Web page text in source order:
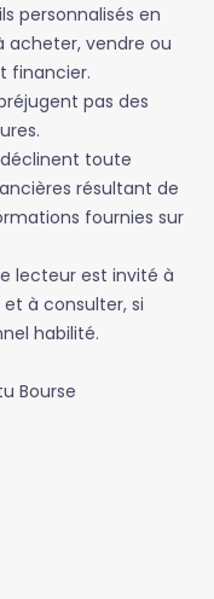
personnalisés en
acheter, vendre ou
financier.
pas des
toute
résultant de
fournies sur
lecteur est invité à
à consulter, si
habilité.
Bourse